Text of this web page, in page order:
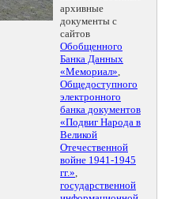
архивные
документы с
сайтов
Обобщенного
Банка Данных
«Мемориал»,
Общедоступного
электронного
банка документов
«Подвиг Народа в
Великой
Отечественной
войне 1941-1945
гг.»,
государственной